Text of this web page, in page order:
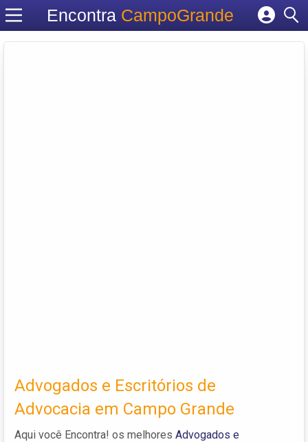
Encontra CampoGrande
Cadastrar empresa
Advogados e Escritórios de
Advocacia em Campo Grande
Aqui você Encontra! os melhores Advogados e